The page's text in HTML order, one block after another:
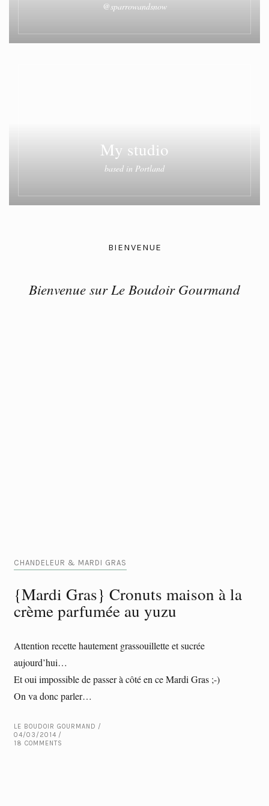
@sparrowandsnow
My studio
based in Portland
BIENVENUE
Bienvenue sur Le Boudoir Gourmand
CHANDELEUR & MARDI GRAS
{Mardi Gras} Cronuts maison à la
crème parfumée au yuzu
Attention recette hautement grassouillette et sucrée
aujourd’hui…
Et oui impossible de passer à côté en ce Mardi Gras ;-)
On va donc parler…
LE BOUDOIR GOURMAND
04/03/2014
18 COMMENTS